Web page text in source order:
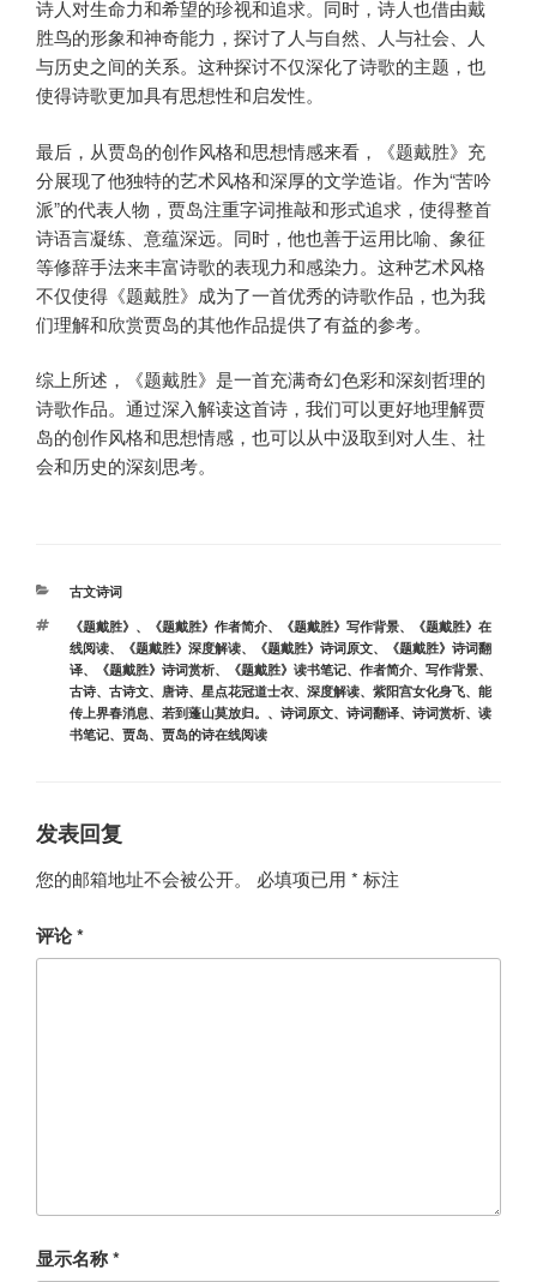
诗人对生命力和希望的珍视和追求。同时，诗人也借由戴
胜鸟的形象和神奇能力，探讨了人与自然、人与社会、人
与历史之间的关系。这种探讨不仅深化了诗歌的主题，也
使得诗歌更加具有思想性和启发性。
最后，从贾岛的创作风格和思想情感来看，《题戴胜》充
分展现了他独特的艺术风格和深厚的文学造诣。作为“苦吟
派”的代表人物，贾岛注重字词推敲和形式追求，使得整首
诗语言凝练、意蕴深远。同时，他也善于运用比喻、象征
等修辞手法来丰富诗歌的表现力和感染力。这种艺术风格
不仅使得《题戴胜》成为了一首优秀的诗歌作品，也为我
们理解和欣赏贾岛的其他作品提供了有益的参考。
综上所述，《题戴胜》是一首充满奇幻色彩和深刻哲理的
诗歌作品。通过深入解读这首诗，我们可以更好地理解贾
岛的创作风格和思想情感，也可以从中汲取到对人生、社
会和历史的深刻思考。
分
古文诗词
标
签
《题戴胜》 、 《题戴胜》作者简介、 《题戴胜》写作背景、
《题戴胜》在
线阅读、 《题戴胜》深度解读、 《题戴胜》诗词原文、
《题戴胜》诗词翻
译、 《题戴胜》诗词赏析、 《题戴胜》读书笔记、 作者简介、 写作背景、
古诗、 古诗文、 唐诗、 星点花冠道士衣、 深度解读、 紫阳宫女化身飞、 能
传上界春消息、 若到蓬山莫放归。 、 诗词原文、 诗词翻译、 诗词赏析、 读
书笔记、 贾岛、 贾岛的诗在线阅读
发表回复
您的邮箱地址不会被公开。 必填项已用 * 标注
评论*
显示名称*